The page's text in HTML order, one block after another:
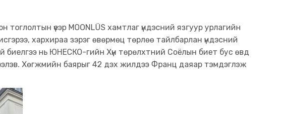
үеэр MOONLÜS хамтлаг үндэсний язгуур урлагийн
хархираа зэрэг өвөрмөц төрлөө тайлбарлан үндэсний
биелгээ нь ЮНЕСКО-гийн Хүн төрөлхтний Соёлын биет бус өвд
Хөгжмийн баярыг 42 дэх жилдээ Франц даяар тэмдэглэж